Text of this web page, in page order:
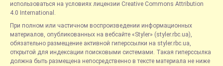
использоваться на условиях лицензии Creative Commons Attribution
4.0 International.
При полном или частичном воспроизведении информационных
материалов, опубликованных на вебсайте «Styler» (styler.rbc.ua),
обязательно размещение активной гиперссылки на styler.rbc.ua,
открытой для индексации поисковыми системами. Такая гиперссылка
должна быть размещена непосредственно в тексте материала не ниже